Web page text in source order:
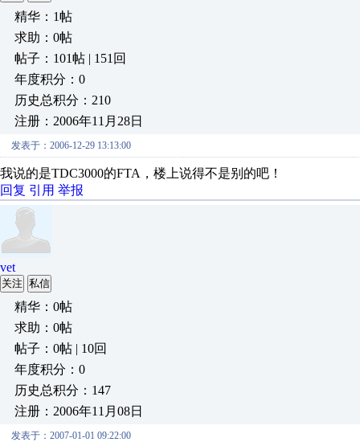
精华：1帖
求助：0帖
帖子：101帖 | 151回
年度积分：0
历史总积分：210
注册：2006年11月28日
发表于：2006-12-29 13:13:00
我说的是TDC3000的FTA，楼上说得不是别的吧！
回复 引用 举报
vet
关注 私信
精华：0帖
求助：0帖
帖子：0帖 | 10回
年度积分：0
历史总积分：147
注册：2006年11月08日
发表于：2007-01-01 09:22:00